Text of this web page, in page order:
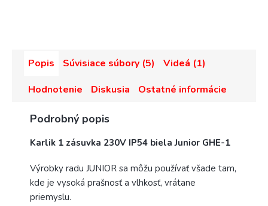
Popis Súvisiace súbory (5)
Videá (1)
Hodnotenie
Diskusia Ostatné informácie
Podrobný popis
Karlik 1 zásuvka 230V IP54 biela Junior GHE-1
Výrobky radu JUNIOR sa môžu používať všade tam,
kde je vysoká prašnosť a vlhkosť, vrátane
priemyslu.